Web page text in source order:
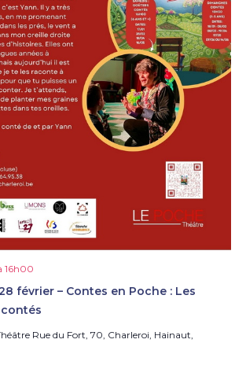
février – Contes en Poche : Les
16h00
Rue du Fort, 70, Charleroi, Hainaut,